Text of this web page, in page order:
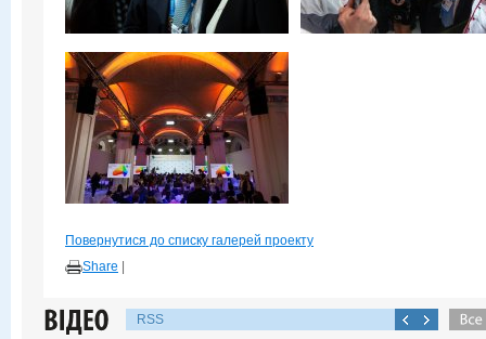
Повернутися до списку галерей проекту
Share
RSS